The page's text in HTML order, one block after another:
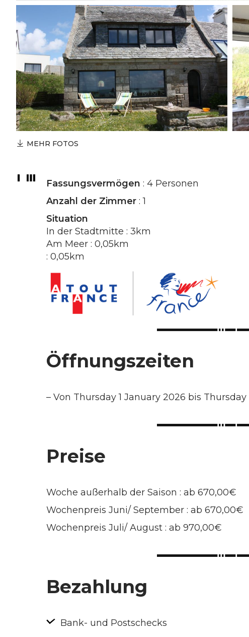
MEHR FOTOS
Fassungsvermögen : 4 Personen
Anzahl der Zimmer : 1
Situation
In der Stadtmitte : 3km
Am Meer : 0,05km
: 0,05km
Öffnungszeiten
– Von Thursday 1 January 2026 bis
Preise
Woche außerhalb der Saison : ab 670,00€
Wochenpreis Juni/ September : ab 670,00€
Wochenpreis Juli/ August : ab 970,00€
Bezahlung
Bank- und Postschecks